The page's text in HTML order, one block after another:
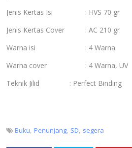
Jenis Kertas Isi
: HVS 70 gr
Jenis Kertas Cover
: AC 210 gr
Warna isi
: 4 Warna
Warna cover
: 4 Warna, UV
Teknik Jilid
: Perfect Binding
Buku Penunjang SD segera